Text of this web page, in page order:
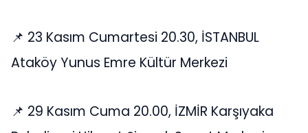
📌 23 Kasım Cumartesi 20.30, İSTANBUL
Ataköy Yunus Emre Kültür Merkezi
📌 29 Kasım Cuma 20.00, İZMİR Karşıyaka